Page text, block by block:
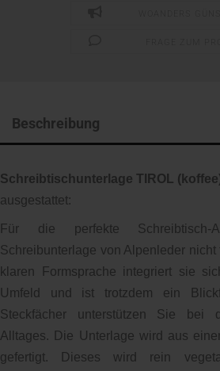
Beschreibung
Schreibtischunterlage TIROL
ausgestattet:
Für die perfekte Schreibtisch-
Schreibunterlage von Alpenleder
klaren Formsprache integriert sie
Umfeld und ist trotzdem ein
Steckfächer unterstützen Sie bei
Alltages. Die Unterlage wird aus
gefertigt. Dieses wird rein